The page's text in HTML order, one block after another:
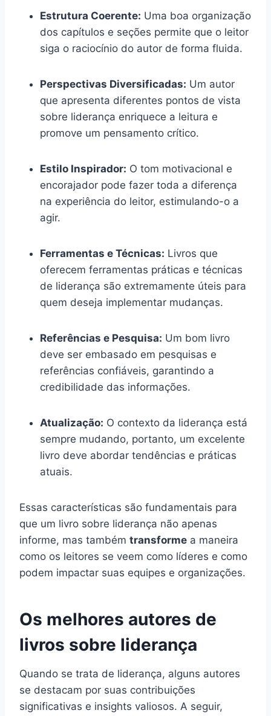
Estrutura Coerente: Uma boa organização
dos capítulos e seções permite que o leitor
siga o raciocínio do autor de forma fluida.
Perspectivas Diversificadas: Um autor
que apresenta diferentes pontos de vista
sobre liderança enriquece a leitura e
promove um pensamento crítico.
Estilo Inspirador: O tom motivacional e
encorajador pode fazer toda a diferença
na experiência do leitor, estimulando-o a
agir.
Ferramentas e Técnicas: Livros que
oferecem ferramentas práticas e técnicas
de liderança são extremamente úteis para
quem deseja implementar mudanças.
Referências e Pesquisa: Um bom livro
deve ser embasado em pesquisas e
referências confiáveis, garantindo a
credibilidade das informações.
Atualização: O contexto da liderança está
sempre mudando, portanto, um excelente
livro deve abordar tendências e práticas
atuais.
Essas características são fundamentais para
que um livro sobre liderança não apenas
informe, mas também transforme a maneira
como os leitores se veem como líderes e como
podem impactar suas equipes e organizações.
Os melhores autores de
livros sobre liderança
Quando se trata de liderança, alguns autores
se destacam por suas contribuições
significativas e insights valiosos. A seguir,